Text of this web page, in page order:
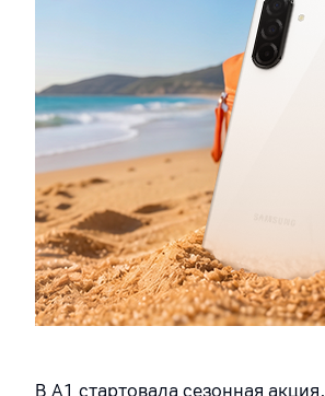
В А1 стартовала сезонная